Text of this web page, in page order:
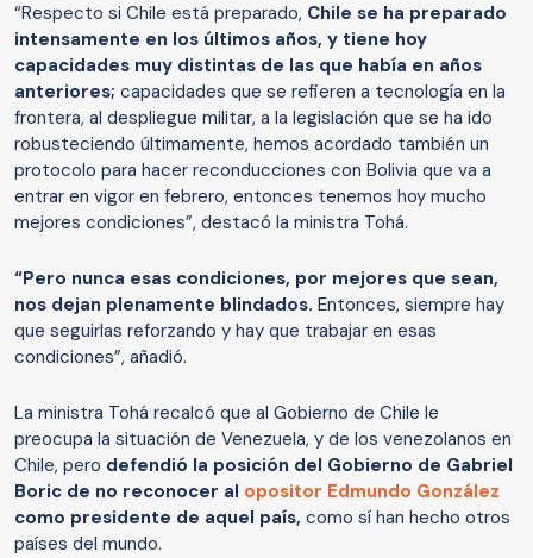
“Respecto si Chile está preparado, Chile se ha preparado
intensamente en los últimos años, y tiene hoy
capacidades muy distintas de las que había en años
anteriores; capacidades que se refieren a tecnología en la
frontera, al despliegue militar, a la legislación que se ha ido
robusteciendo últimamente, hemos acordado también un
protocolo para hacer reconducciones con Bolivia que va a
entrar en vigor en febrero, entonces tenemos hoy mucho
mejores condiciones”, destacó la ministra Tohá.
“Pero nunca esas condiciones, por mejores que sean,
nos dejan plenamente blindados. Entonces, siempre hay
que seguirlas reforzando y hay que trabajar en esas
condiciones”, añadió.
La ministra Tohá recalcó que al Gobierno de Chile le
preocupa la situación de Venezuela, y de los venezolanos en
Chile, pero defendió la posición del Gobierno de Gabriel
Boric de no reconocer al opositor Edmundo González
como presidente de aquel país, como sí han hecho otros
países del mundo.